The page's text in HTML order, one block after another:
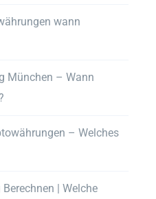
wann
München – Wann
– Welches
| Welche